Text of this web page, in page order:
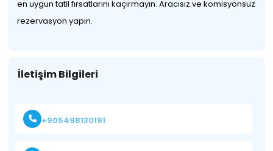
en uygun tatil fırsatlarını kaçırmayın. Aracısız ve komisyonsuz
rezervasyon yapın.
İletişim Bilgileri
+905498130191